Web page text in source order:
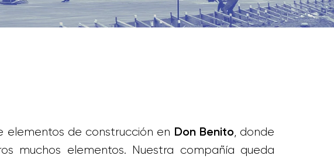
elementos de construcción en Don Benito, donde
muchos elementos. Nuestra compañía queda